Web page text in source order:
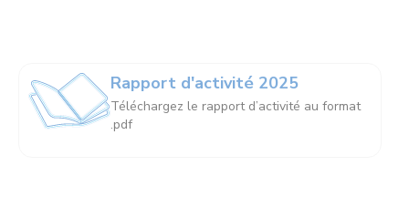
Rapport d'activité 2025
Téléchargez le rapport d’activité au format
.pdf